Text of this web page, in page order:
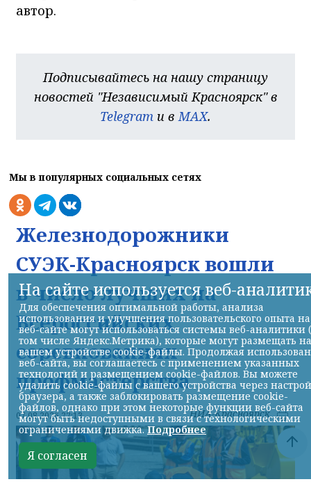
автор.
Подписывайтесь на нашу страницу
новостей "Независимый Красноярск" в
Telegram и в MAX.
Мы в популярных социальных сетях
Железнодорожники
СУЭК-Красноярск вошли
в число лучших на
Всероссийских
соревнованиях
профмастерства
07.08.2026 22:13 НИА-Красноярск
На сайте используется веб-
Для обеспечения оптимальной работы, анализа
использования и улучшения пользовательского опыта на
веб-сайте могут использоваться системы веб-аналитики
том числе Яндекс.Метрика), которые могут размещать на
вашем устройстве cookie-файлы. Продолжая
веб-сайта, вы соглашаетесь с применением указанных
технологий и размещением cookie-файлов. Вы можете
удалить cookie-файлы с вашего устройства через
браузера, а также заблокировать размещение cookie-
файлов, однако при этом некоторые функции веб-сайта
могут быть недоступными в связи с технологическими
ограничениями движка.Подробнее
Я согласен